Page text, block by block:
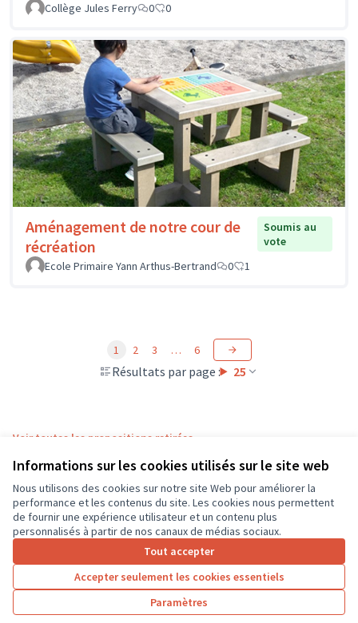
Informations sur les cookies utilisés sur le site web
Nous utilisons des cookies sur notre site Web pour améliorer la
performance et les contenus du site. Les cookies nous permettent
de fournir une expérience utilisateur et un contenu plus
personnalisés à partir de nos canaux de médias sociaux.
Tout accepter
Accepter seulement les cookies essentiels
Paramètres
Collège Jules Ferry
0 0
Aménagement de notre cour de
récréation
Soumis au
vote
Ecole Primaire Yann Arthus-Bertrand
0 1
Résultats par page : 25
1 2 3 … 6
Voir toutes les propositions retirées
Conditions d'utilisation
Paramètres des cookies
CD37 sur X
(Lien externe)
CD37 sur Facebook
CD37 sur Instagram
CD37 sur YouTube
(Lien externe)
Site réalisé grâce aulogiciel libre Decidim .
Licence
(Lien